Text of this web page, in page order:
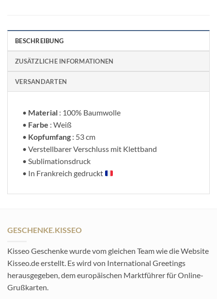
BESCHREIBUNG
ZUSÄTZLICHE INFORMATIONEN
VERSANDARTEN
• Material : 100% Baumwolle
• Farbe : Weiß
• Kopfumfang : 53 cm
• Verstellbarer Verschluss mit Klettband
• Sublimationsdruck
• In Frankreich gedruckt
GESCHENKE.KISSEO
Kisseo Geschenke wurde vom gleichen Team wie die Website
Kisseo.de erstellt. Es wird von International Greetings
herausgegeben, dem europäischen Marktführer für Online-
Grußkarten.